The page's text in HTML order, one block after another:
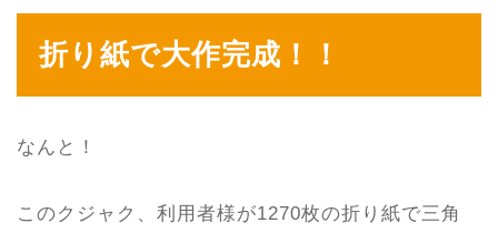
折り紙で大作完成！！
なんと！
このクジャク、利用者様が1270枚の折り紙で三角